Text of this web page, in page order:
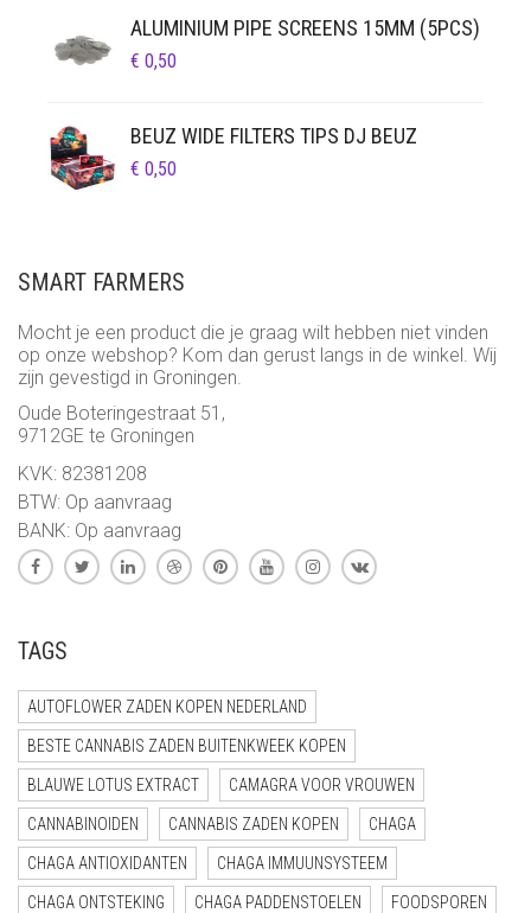
ALUMINIUM PIPE SCREENS 15MM (5PCS)
€ 0,50
BEUZ WIDE FILTERS TIPS DJ BEUZ
€ 0,50
SMART FARMERS
Mocht je een product die je graag wilt hebben niet vinden
op onze webshop? Kom dan gerust langs in de winkel. Wij
zijn gevestigd in Groningen.
Oude Boteringestraat 51,
9712GE te Groningen
KVK: 82381208
BTW: Op aanvraag
BANK: Op aanvraag
TAGS
AUTOFLOWER ZADEN KOPEN NEDERLAND
BESTE CANNABIS ZADEN BUITENKWEEK KOPEN
BLAUWE LOTUS EXTRACT CAMAGRA VOOR VROUWEN
CANNABINOIDEN CANNABIS ZADEN KOPEN CHAGA
CHAGA ANTIOXIDANTEN CHAGA IMMUUNSYSTEEM
CHAGA ONTSTEKING CHAGA PADDENSTOELEN FOODSPOREN